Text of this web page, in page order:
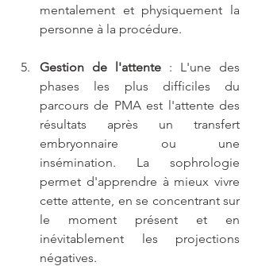
mentalement et physiquement la
personne à la procédure.
Gestion de l'attente : L'une des
phases les plus difficiles du
parcours de PMA est l'attente des
résultats après un transfert
embryonnaire ou une
insémination. La sophrologie
permet d'apprendre à mieux vivre
cette attente, en se concentrant sur
le moment présent et en
inévitablement les projections
négatives.